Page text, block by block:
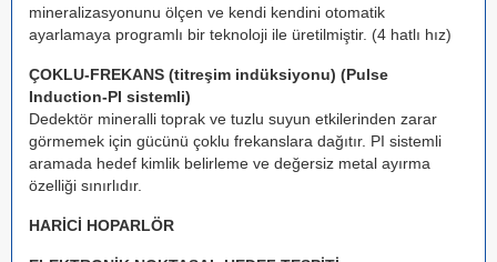
mineralizasyonunu ölçen ve kendi kendini otomatik
ayarlamaya programlı bir teknoloji ile üretilmiştir. (4 hatlı hız)
ÇOKLU-FREKANS (titreşim indüksiyonu) (Pulse
Induction-PI sistemli)
Dedektör mineralli toprak ve tuzlu suyun etkilerinden zarar
görmemek için gücünü çoklu frekanslara dağıtır. PI sistemli
aramada hedef kimlik belirleme ve değersiz metal ayırma
özelliği sınırlıdır.
HARİCİ HOPARLÖR